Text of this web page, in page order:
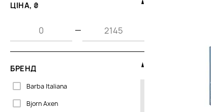
ЦІНА, ₴
—
БРЕНД
Barba Italiana
Bjorn Axen